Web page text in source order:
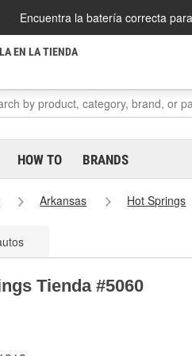
Encuentra la batería correcta
EN LA TIENDA
HOW TO BRANDS
Arkansas Hot Springs
Tienda #5060